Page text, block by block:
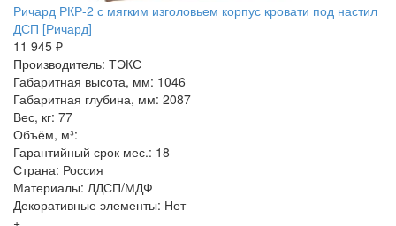
Ричард РКР-2 с мягким изголовьем корпус кровати под настил
ДСП [Ричард]
11 945 ₽
Производитель: ТЭКС
Габаритная высота, мм: 1046
Габаритная глубина, мм: 2087
Вес, кг: 77
Объём, м³:
Гарантийный срок мес.: 18
Страна: Россия
Материалы: ЛДСП/МДФ
Декоративные элементы: Нет
+